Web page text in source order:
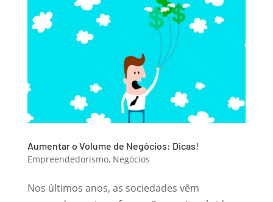
Aumentar o Volume de Negócios: Dicas!
Empreendedorismo, Negócios
Nos últimos anos, as sociedades vêm